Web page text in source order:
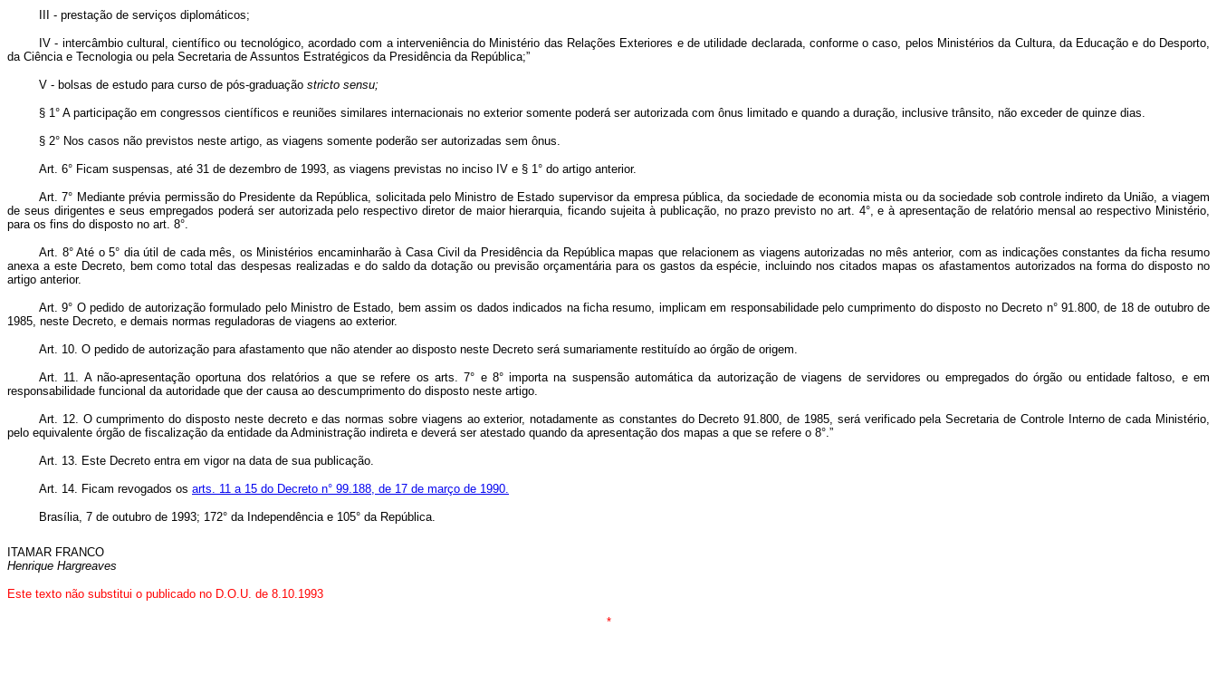
III - prestação de serviços diplomáticos;
IV - intercâmbio cultural, científico ou tecnológico, acordado com a interveniência do Ministério das Relações Exteriores e de utilidade declarada, conforme o caso, pelos Ministérios da Cultura, da Educação e do Desporto,
da Ciência e Tecnologia ou pela Secretaria de Assuntos Estratégicos da Presidência da República;”
V - bolsas de estudo para curso de pós-graduação stricto sensu;
§ 1° A participação em congressos científicos e reuniões similares internacionais no exterior somente poderá ser autorizada com ônus limitado e quando a duração, inclusive trânsito, não exceder de quinze dias.
§ 2° Nos casos não previstos neste artigo, as viagens somente poderão ser autorizadas sem ônus.
Art. 6° Ficam suspensas, até 31 de dezembro de 1993, as viagens previstas no inciso IV e § 1° do artigo anterior.
Art. 7° Mediante prévia permissão do Presidente da República, solicitada pelo Ministro de Estado supervisor da empresa pública, da sociedade de economia mista ou da sociedade sob controle indireto da União, a viagem
de seus dirigentes e seus empregados poderá ser autorizada pelo respectivo diretor de maior hierarquia, ficando sujeita à publicação, no prazo previsto no art. 4°, e à apresentação de relatório mensal ao respectivo Ministério,
para os fins do disposto no art. 8°.
Art. 8° Até o 5° dia útil de cada mês, os Ministérios encaminharão à Casa Civil da Presidência da República mapas que relacionem as viagens autorizadas no mês anterior, com as indicações constantes da ficha resumo
anexa a este Decreto, bem como total das despesas realizadas e do saldo da dotação ou previsão orçamentária para os gastos da espécie, incluindo nos citados mapas os afastamentos autorizados na forma do disposto no
artigo anterior.
Art. 9° O pedido de autorização formulado pelo Ministro de Estado, bem assim os dados indicados na ficha resumo, implicam em responsabilidade pelo cumprimento do disposto no Decreto n° 91.800, de 18 de outubro de
1985, neste Decreto, e demais normas reguladoras de viagens ao exterior.
Art. 10. O pedido de autorização para afastamento que não atender ao disposto neste Decreto será sumariamente restituído ao órgão de origem.
Art. 11. A não-apresentação oportuna dos relatórios a que se refere os arts. 7° e 8° importa na suspensão automática da autorização de viagens de servidores ou empregados do órgão ou entidade faltoso, e em
responsabilidade funcional da autoridade que der causa ao descumprimento do disposto neste artigo.
Art. 12. O cumprimento do disposto neste decreto e das normas sobre viagens ao exterior, notadamente as constantes do Decreto 91.800, de 1985, será verificado pela Secretaria de Controle Interno de cada Ministério,
pelo equivalente órgão de fiscalização da entidade da Administração indireta e deverá ser atestado quando da apresentação dos mapas a que se refere o 8°.”
Art. 13. Este Decreto entra em vigor na data de sua publicação.
Art. 14. Ficam revogados os arts. 11 a 15 do Decreto n° 99.188, de 17 de março de 1990.
Brasília, 7 de outubro de 1993; 172° da Independência e 105° da República.
ITAMAR FRANCO
Henrique Hargreaves
Este texto não substitui o publicado no D.O.U. de 8.10.1993
*